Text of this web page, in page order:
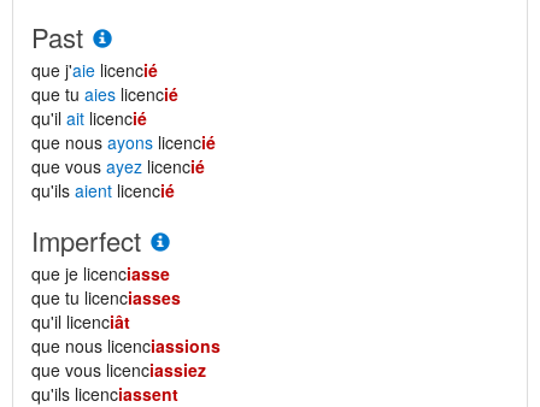
Past
que j'aie licencié
que tu aies licencié
qu'il ait licencié
que nous ayons licencié
que vous ayez licencié
qu'ils aient licencié
Imperfect
que je licenciasse
que tu licenciasses
qu'il licenciât
que nous licenciassions
que vous licenciassiez
qu'ils licenciassent